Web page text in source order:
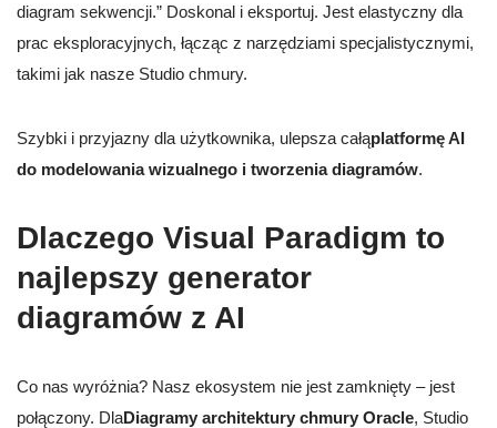
diagram sekwencji.” Doskonal i eksportuj. Jest elastyczny dla
prac eksploracyjnych, łącząc z narzędziami specjalistycznymi,
takimi jak nasze Studio chmury.
Szybki i przyjazny dla użytkownika, ulepsza całąplatformę AI
do modelowania wizualnego i tworzenia diagramów.
Dlaczego Visual Paradigm to
najlepszy generator
diagramów z AI
Co nas wyróżnia? Nasz ekosystem nie jest zamknięty – jest
połączony. DlaDiagramy architektury chmury Oracle, Studio